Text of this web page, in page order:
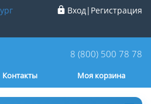
Вход| Регистрация
8 (800) 500 78 78
Контакты Моя корзина